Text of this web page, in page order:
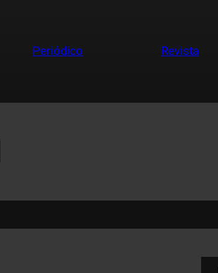
Periódico Revista